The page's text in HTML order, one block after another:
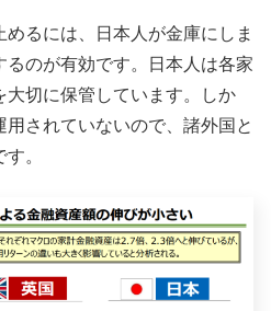
るには、日本人が金庫にしま
るのが有効です。日本人は各家
大切に保管しています。しか
用されていないので、諸外国と
。